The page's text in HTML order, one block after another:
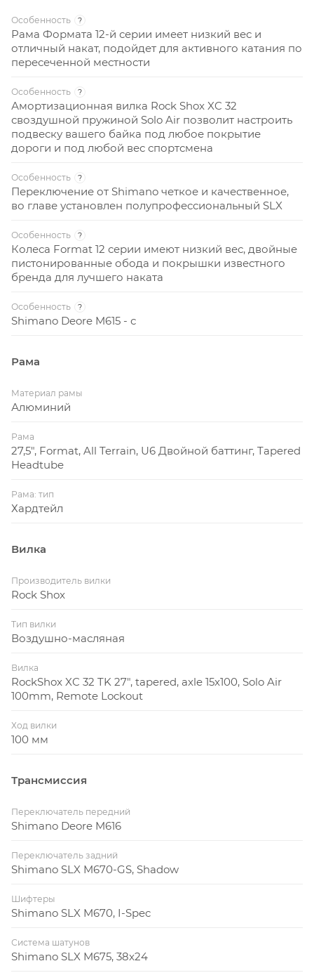
Особенность ?
Рама Формата 12-й серии имеет низкий вес и
отличный накат, подойдет для активного катания по
пересеченной местности
Особенность ?
Амортизационная вилка Rock Shox XC 32
своздушной пружиной Solo Air позволит настроить
подвеску вашего байка под любое покрытие
дороги и под любой вес спортсмена
Особенность ?
Переключение от Shimano четкое и качественное,
во главе установлен полупрофессиональный SLX
Особенность ?
Колеса Format 12 серии имеют низкий вес, двойные
пистонированные обода и покрышки известного
бренда для лучшего наката
Особенность ?
Shimano Deore M615 - с
Рама
Материал рамы
Алюминий
Рама
27,5", Format, All Terrain, U6 Двойной баттинг, Tapered
Headtube
Рама: тип
Хардтейл
Вилка
Производитель вилки
Rock Shox
Тип вилки
Воздушно-масляная
Вилка
RockShox XC 32 TK 27", tapered, axle 15x100, Solo Air
100mm, Remote Lockout
Ход вилки
100 мм
Трансмиссия
Переключатель передний
Shimano Deore M616
Переключатель задний
Shimano SLX M670-GS, Shadow
Шифтеры
Shimano SLX M670, I-Spec
Система шатунов
Shimano SLX M675, 38x24